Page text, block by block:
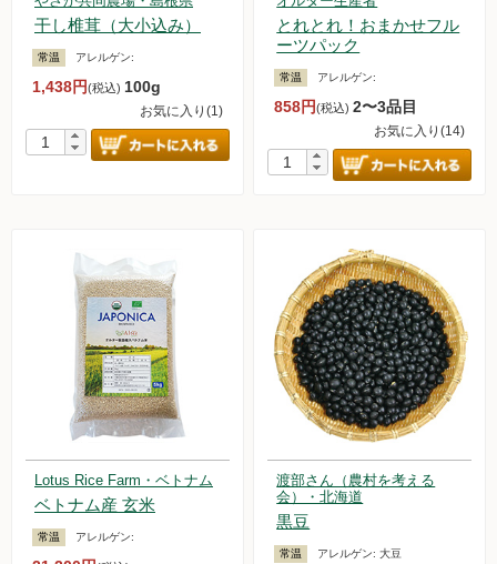
干し椎茸（大小込み）
常温 アレルゲン:
1,438円(税込) 100g
お気に入り(1)
とれとれ！おまかせフル
ーツパック
常温 アレルゲン:
858円(税込)2〜3品目
お気に入り(14)
Lotus Rice Farm・ベトナム
ベトナム産 玄米
常温 アレルゲン:
渡部さん（農村を考える
会）・北海道
黒豆
常温 アレルゲン:大豆